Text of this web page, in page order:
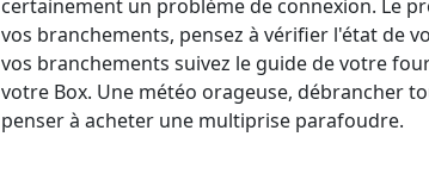
certainement un problème de connexion. Le
vos branchements, pensez à vérifier l'état de
vos branchements suivez le guide de votre
votre Box. Une météo orageuse, débrancher
penser à acheter une multiprise parafoudre.